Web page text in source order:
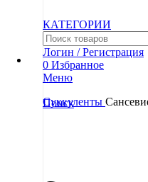
КАТЕГОРИИ
Логин / Регистрация
0 Избранное
Меню
Поиск
Суккуленты